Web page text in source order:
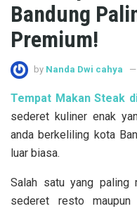
Bandung
Premium!
by Nanda Dwi cahya
Tempat Makan Steak
sederet kuliner enak
anda berkeliling kota
luar biasa.
Salah satu yang paling
sederet resto